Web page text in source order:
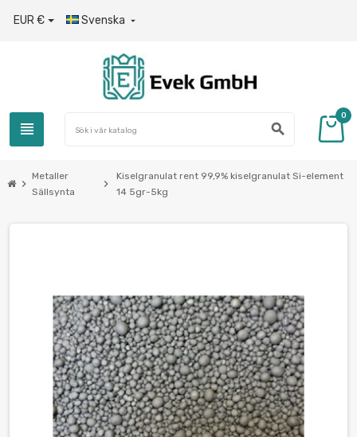
EUR € Svenska 
view_headline search
0
chevron_right
Metaller
Sällsynta
chevron_right
Kiselgranulat rent 99,9% kiselgranulat Si-element
14 5gr-5kg